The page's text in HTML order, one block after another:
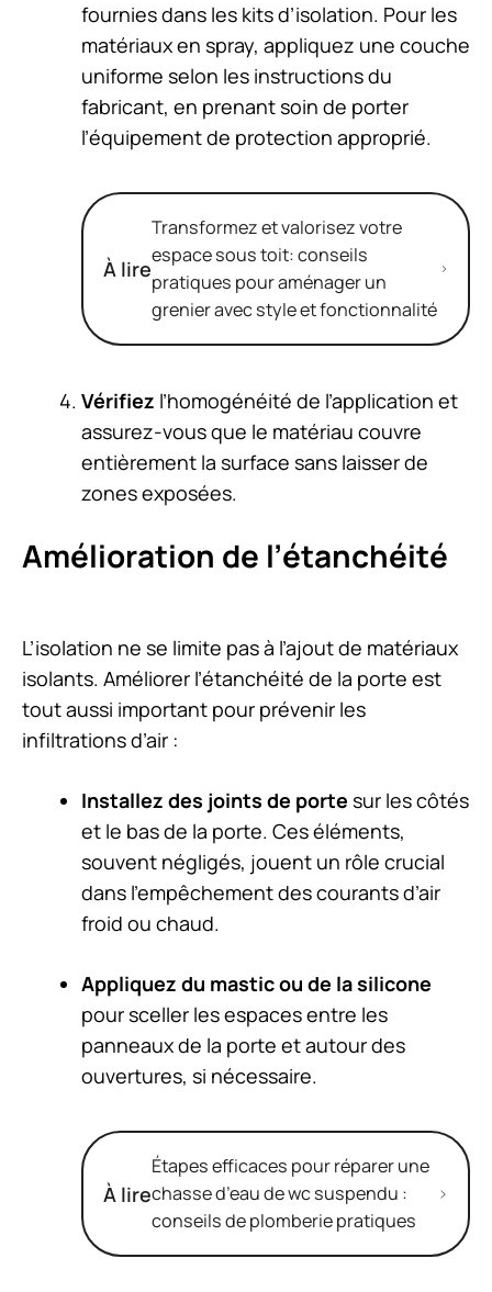
fournies dans les kits d’isolation. Pour les
matériaux en spray, appliquez une couche
uniforme selon les instructions du
fabricant, en prenant soin de porter
l’équipement de protection approprié.
À lire
Transformez et valorisez votre
espace sous toit: conseils
pratiques pour aménager un
grenier avec style et fonctionnalité
Vérifiez l’homogénéité de l’application et
assurez-vous que le matériau couvre
entièrement la surface sans laisser de
zones exposées.
Amélioration de l’étanchéité
L’isolation ne se limite pas à l’ajout de matériaux
isolants. Améliorer l’étanchéité de la porte est
tout aussi important pour prévenir les
infiltrations d’air :
Installez des joints de porte sur les côtés
et le bas de la porte. Ces éléments,
souvent négligés, jouent un rôle crucial
dans l’empêchement des courants d’air
froid ou chaud.
Appliquez du mastic ou de la silicone
pour sceller les espaces entre les
panneaux de la porte et autour des
ouvertures, si nécessaire.
À lire
Étapes efficaces pour réparer une
chasse d’eau de wc suspendu :
conseils de plomberie pratiques